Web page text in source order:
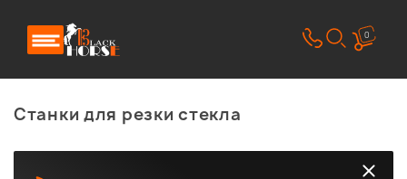
0
Станки для резки стекла